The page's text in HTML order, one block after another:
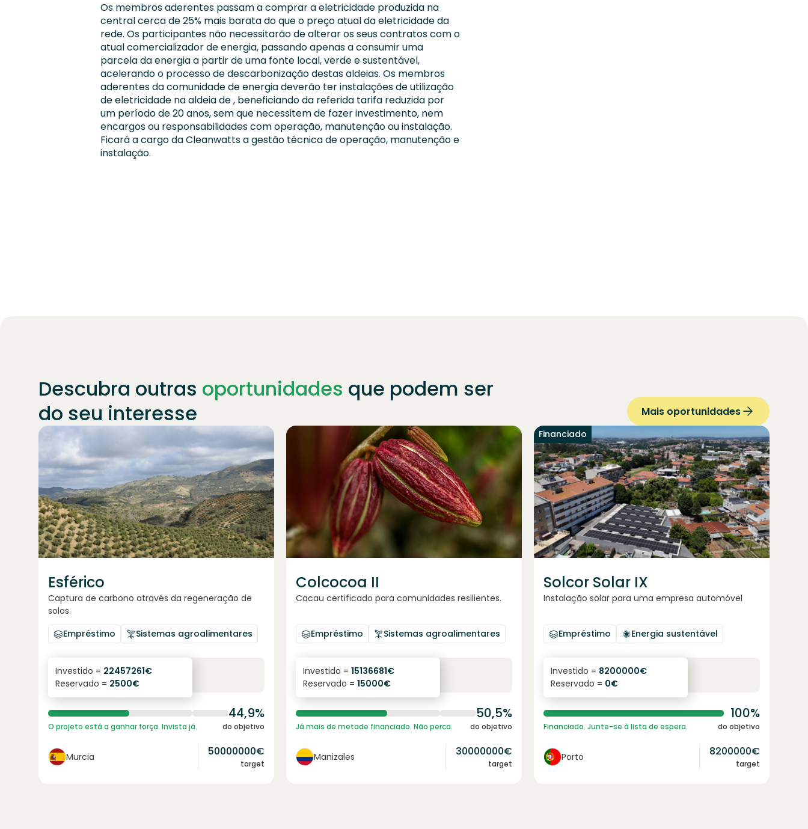
Os membros aderentes passam a comprar a eletricidade produzida na
central cerca de 25% mais barata do que o preço atual da eletricidade da
rede. Os participantes não necessitarão de alterar os seus contratos com o
atual comercializador de energia, passando apenas a consumir uma
parcela da energia a partir de uma fonte local, verde e sustentável,
acelerando o processo de descarbonização destas aldeias. Os membros
aderentes da comunidade de energia deverão ter instalações de utilização
de eletricidade na aldeia de , beneficiando da referida tarifa reduzida por
um período de 20 anos, sem que necessitem de fazer investimento, nem
encargos ou responsabilidades com operação, manutenção ou instalação.
Ficará a cargo da Cleanwatts a gestão técnica de operação, manutenção e
instalação.
Descubra outras oportunidades que podem ser
do seu interesse
Mais oportunidades
Junte-se a
Esférico
Captura de carbono através da regeneração de
solos.
Empréstimo
Sistemas agroalimentares
6.3%
juro anual
Investido = 22457261€
Reservado = 2500€
44,9%
O projeto está a ganhar força. Invista já. do objetivo
Murcia 50000000€
target
investidores
Colcocoa II
Cacau certificado para comunidades resilientes.
Empréstimo Sistemas agroalimentares
6.1%
juro anual
Investido = 15136681€
Reservado = 15000€
50,5%
Já mais de metade financiado. Não perca. do objetivo
Manizales 30000000€
target
Financiado
Solcor Solar IX
Instalação solar para uma empresa automóvel
Empréstimo Energia sustentável
6.1%
juro anual
Investido = 8200000€
Reservado = 0€
100%
Financiado. Junte-se à lista de espera. do objetivo
Porto 8200000€
target